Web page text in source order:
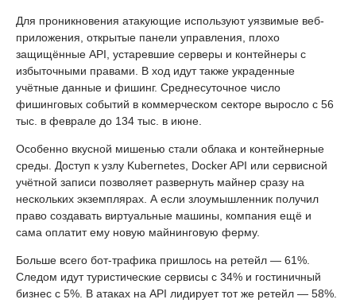
Для проникновения атакующие используют уязвимые веб-
приложения, открытые панели управления, плохо
защищённые API, устаревшие серверы и контейнеры с
избыточными правами. В ход идут также украденные
учётные данные и фишинг. Среднесуточное число
фишинговых событий в коммерческом секторе выросло с 56
тыс. в феврале до 134 тыс. в июне.
Особенно вкусной мишенью стали облака и контейнерные
среды. Доступ к узлу Kubernetes, Docker API или сервисной
учётной записи позволяет развернуть майнер сразу на
нескольких экземплярах. А если злоумышленник получил
право создавать виртуальные машины, компания ещё и
сама оплатит ему новую майнинговую ферму.
Больше всего бот-трафика пришлось на ретейл — 61%.
Следом идут туристические сервисы с 34% и гостиничный
бизнес с 5%. В атаках на API лидирует тот же ретейл — 58%.